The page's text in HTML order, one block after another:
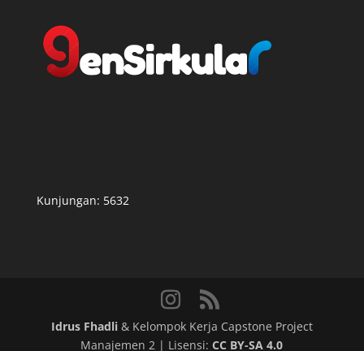
Kunjungan: 5632
Idrus Fhadli& Kelompok Kerja Capstone Project
Manajemen 2 | Lisensi:CC BY-SA 4.0